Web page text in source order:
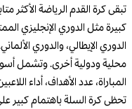
تبقى كرة القدم الرياضة الأكثر
كبيرة مثل الدوري الإنجليزي
الدوري الإيطالي، والدوري
محلية ودولية أخرى. وتشمل
المباراة، عدد الأهداف، أداء